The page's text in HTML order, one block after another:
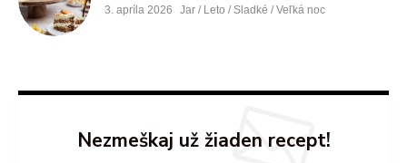
3. apríla 2026 Jar / Leto / Sladké / Veľká noc
Nezmeškaj už žiaden recept!